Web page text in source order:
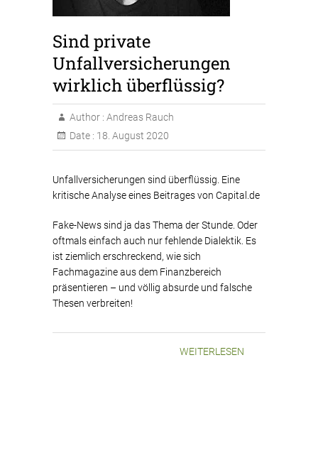
Sind private
Unfallversicherungen
wirklich überflüssig?
Author : Andreas Rauch
Date : 18. August 2020
Unfallversicherungen sind überflüssig. Eine
kritische Analyse eines Beitrages von Capital.de
Fake-News sind ja das Thema der Stunde. Oder
oftmals einfach auch nur fehlende Dialektik. Es
ist ziemlich erschreckend, wie sich
Fachmagazine aus dem Finanzbereich
präsentieren – und völlig absurde und falsche
Thesen verbreiten!
WEITERLESEN